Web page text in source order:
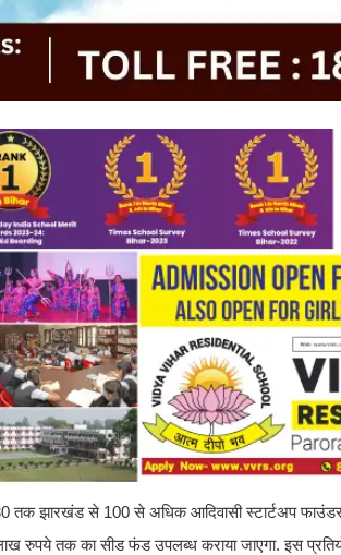
तक झारखंड से 100 से अधिक आदिवासी स्टार्टअप
तक का सीड फंड उपलब्ध कराया जाएगा. इस